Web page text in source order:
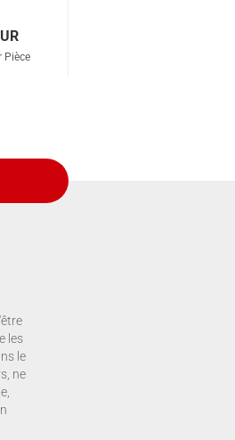
Pièce
les
le
ne